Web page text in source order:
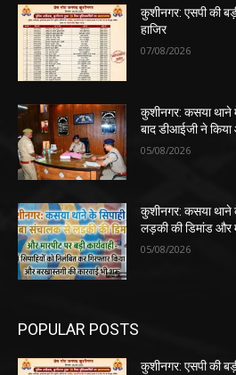
कुशीनगर: एसपी की
हाजिर
07/08/2026
कुशीनगर: कसया थाने में
बाद डीआईजी ने
05/08/2026
कुशीनगर: कसया थाने
लड़की की डिमांड और
05/08/2026
POPULAR POSTS
कुशीनगर: एसपी की